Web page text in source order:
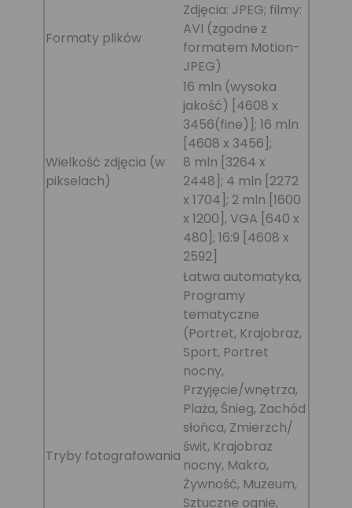
Formaty plików
Zdjęcia: JPEG; filmy:
AVI (zgodne z
formatem Motion-
JPEG)
Wielkość zdjęcia (w
pikselach)
16 mln (wysoka
jakość) [4608 x
3456(fine)]; 16 mln
[4608 x 3456];
8 mln [3264 x
2448]; 4 mln [2272
x 1704]; 2 mln [1600
x 1200], VGA [640 x
480]; 16:9 [4608 x
2592]
Tryby fotografowania
Łatwa automatyka,
Programy
tematyczne
(Portret, Krajobraz,
Sport, Portret
nocny,
Przyjęcie/wnętrza,
Plaża, Śnieg, Zachód
słońca, Zmierzch/
świt, Krajobraz
nocny, Makro,
Żywność, Muzeum,
Sztuczne ognie,